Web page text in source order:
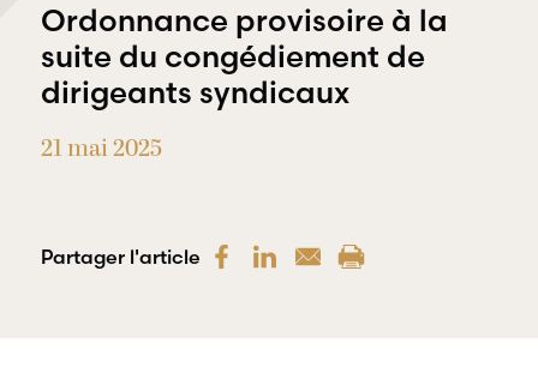
Droit du
travail et
offre une
gamme
RBD Avocats offre
Ordonnance provisoire à la
suite du congédiement de
dirigeants syndicaux
21 mai 2025
Partager l'article